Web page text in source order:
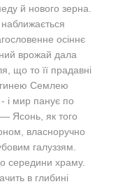
й нового зерна.
осіннє
врожай дала
що то її прадавні
Семлею
і мир панує по
— Ясонь, як того
власноручно
галуззям.
середини храму.
в глибині